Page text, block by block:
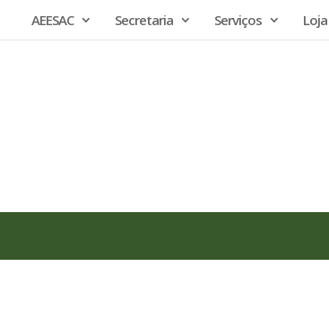
AEESAC Secretaria Serviços